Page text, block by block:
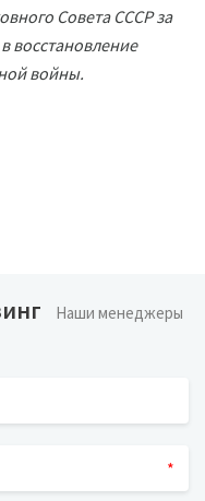
Совета СССР за
восстановление
войны.
Наши менеджеры
*